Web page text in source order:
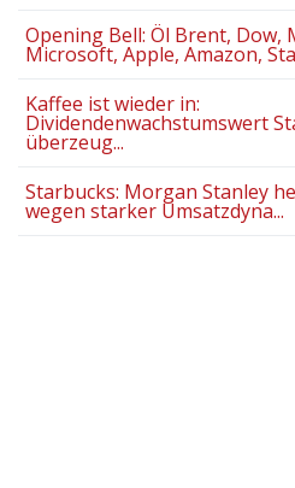
Opening Bell: Öl Brent, Dow,
Microsoft, Apple, Amazon,
Kaffee ist wieder in:
Dividendenwachstumswert
überzeug...
Starbucks: Morgan Stanley
wegen starker Umsatzdyna...